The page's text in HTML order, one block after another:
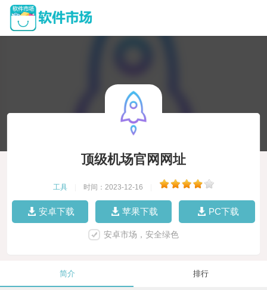
顶级机场官网网址
工具 时间：2023-12-16
安卓下载 苹果下载 PC下载
安卓市场，安全绿色
简介 排行